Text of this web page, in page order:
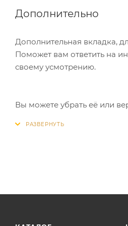
Дополнительно
Дополнительная вкладка,
Поможет вам ответить на
своему усмотрению.
Вы можете убрать её или